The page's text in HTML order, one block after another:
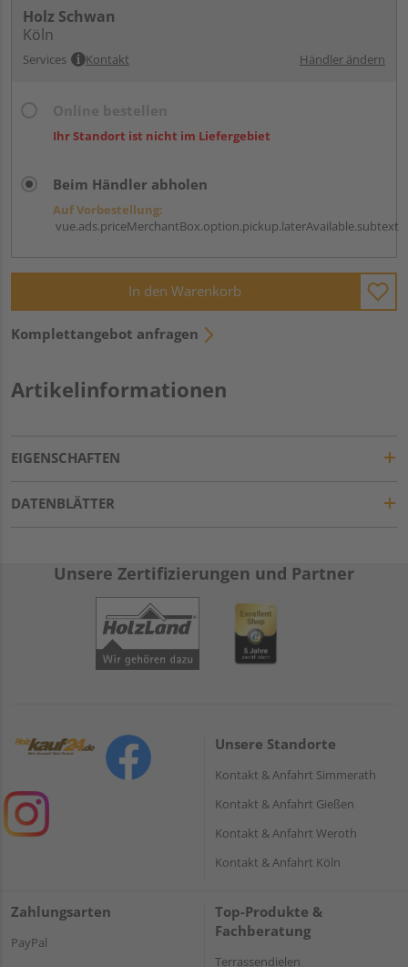
Holz Schwan
Köln
Services Kontakt Händler ändern
Ihr Standort ist nicht im Liefergebiet
Beim Händler abholen
Auf Vorbestellung:
vue.ads.priceMerchantBox.option.pickup.laterAvailable.subtext
In den Warenkorb
Komplettangebot anfragen
Artikelinformationen
EIGENSCHAFTEN
DATENBLÄTTER
Unsere Zertifizierungen und Partner
Unsere Standorte
Kontakt & Anfahrt Simmerath
Kontakt & Anfahrt Gießen
Kontakt & Anfahrt Weroth
Kontakt & Anfahrt Köln
Zahlungsarten
PayPal
Top-Produkte &
Fachberatung
Terrassendielen